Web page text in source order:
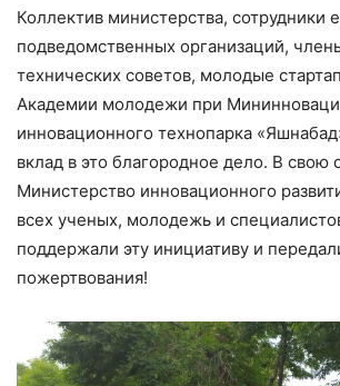
Коллектив министерства, сотрудники
подведомственных организаций,
технических советов, молодые
Академии молодежи при
инновационного технопарка
вклад в это благородное дело. В свою
Министерство инновационного
всех ученых, молодежь и
поддержали эту инициативу и
пожертвования!